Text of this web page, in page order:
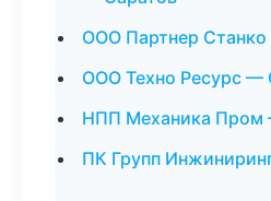
ООО Партнер
ООО Техно Ресурс —
НПП Механика
ПК Групп